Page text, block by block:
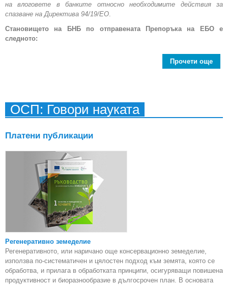
на влоговете в банките относно необходимите действия за
спазване на Директива 94/19/ЕО.
Становището на БНБ по отправената Препоръка на ЕБО е
следното:
Прочети още
ОСП: Говори науката
Платени публикации
Регенеративно земеделие
Регенеративното, или наричано още консервационно земеделие,
използва по-систематичен и цялостен подход към земята, която се
обработва, и прилага в обработката принципи, осигуряващи повишена
продуктивност и биоразнообразие в дългосрочен план. В основата